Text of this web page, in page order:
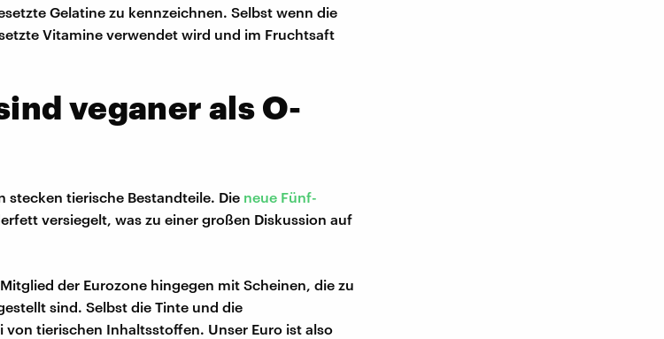
Gelatine zu kennzeichnen. Selbst wenn die
Vitamine verwendet wird und im Fruchtsaft
veganer als O-
stecken tierische Bestandteile. Die neue Fünf-
versiegelt, was zu einer großen Diskussion auf
der Eurozone hingegen mit Scheinen, die zu
sind. Selbst die Tinte und die
tierischen Inhaltsstoffen. Unser Euro ist also